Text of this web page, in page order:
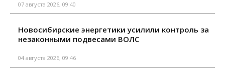
07 августа 2026, 09:40
Новосибирские энергетики усилили контроль за
незаконными подвесами ВОЛС
04 августа 2026, 09:46